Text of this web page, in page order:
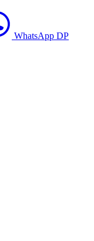
WhatsApp DP